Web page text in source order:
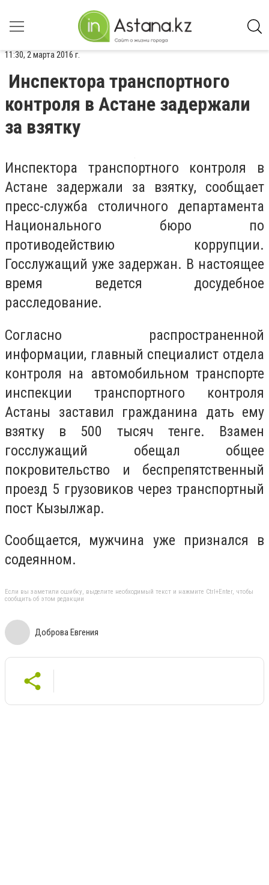
11:30, 2 марта 2016 г.
Инспектора транспортного
контроля в Астане задержали
за взятку
Инспектора транспортного контроля в
Астане задержали за взятку, сообщает
пресс-служба столичного департамента
Национального бюро по
противодействию коррупции.
Госслужащий уже задержан. В настоящее
время ведется досудебное
расследование.
Согласно распространенной
информации, главный специалист отдела
контроля на автомобильном транспорте
инспекции транспортного контроля
Астаны заставил гражданина дать ему
взятку в 500 тысяч тенге. Взамен
госслужащий обещал общее
покровительство и беспрепятственный
проезд 5 грузовиков через транспортный
пост Кызылжар.
Сообщается, мужчина уже признался в
содеянном.
Если вы заметили ошибку, выделите необходимый текст и нажмите Ctrl+Enter, чтобы
сообщить об этом редакции
Доброва Евгения